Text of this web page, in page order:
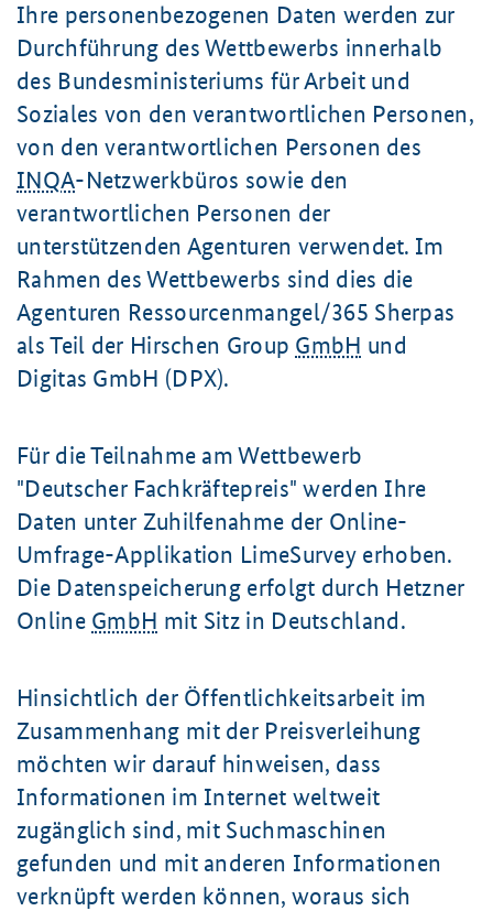
Ihre personenbezogenen Daten werden zur
Durchführung des Wettbewerbs innerhalb
des Bundesministeriums für Arbeit und
Soziales von den verantwortlichen Personen,
von den verantwortlichen Personen des
INQA-Netzwerkbüros sowie den
verantwortlichen Personen der
unterstützenden Agenturen verwendet. Im
Rahmen des Wettbewerbs sind dies die
Agenturen Ressourcenmangel/365 Sherpas
als Teil der Hirschen Group GmbH und
Digitas GmbH (DPX).
Für die Teilnahme am Wettbewerb
"Deutscher Fachkräftepreis" werden Ihre
Daten unter Zuhilfenahme der Online-
Umfrage-Applikation LimeSurvey erhoben.
Die Datenspeicherung erfolgt durch Hetzner
Online GmbH mit Sitz in Deutschland.
Hinsichtlich der Öffentlichkeitsarbeit im
Zusammenhang mit der Preisverleihung
möchten wir darauf hinweisen, dass
Informationen im Internet weltweit
zugänglich sind, mit Suchmaschinen
gefunden und mit anderen Informationen
verknüpft werden können, woraus sich